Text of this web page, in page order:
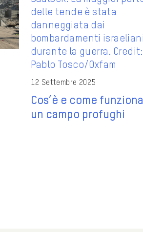
12 Settembre 2025
Cos’è e come funziona
un campo profughi